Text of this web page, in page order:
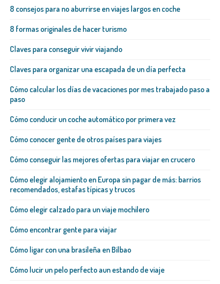
8 consejos para no aburrirse en viajes largos en coche
8 formas originales de hacer turismo
Claves para conseguir vivir viajando
Claves para organizar una escapada de un día perfecta
Cómo calcular los días de vacaciones por mes trabajado paso a
paso
Cómo conducir un coche automático por primera vez
Cómo conocer gente de otros países para viajes
Cómo conseguir las mejores ofertas para viajar en crucero
Cómo elegir alojamiento en Europa sin pagar de más: barrios
recomendados, estafas típicas y trucos
Cómo elegir calzado para un viaje mochilero
Cómo encontrar gente para viajar
Cómo ligar con una brasileña​ en Bilbao
Cómo lucir un pelo perfecto aun estando de viaje